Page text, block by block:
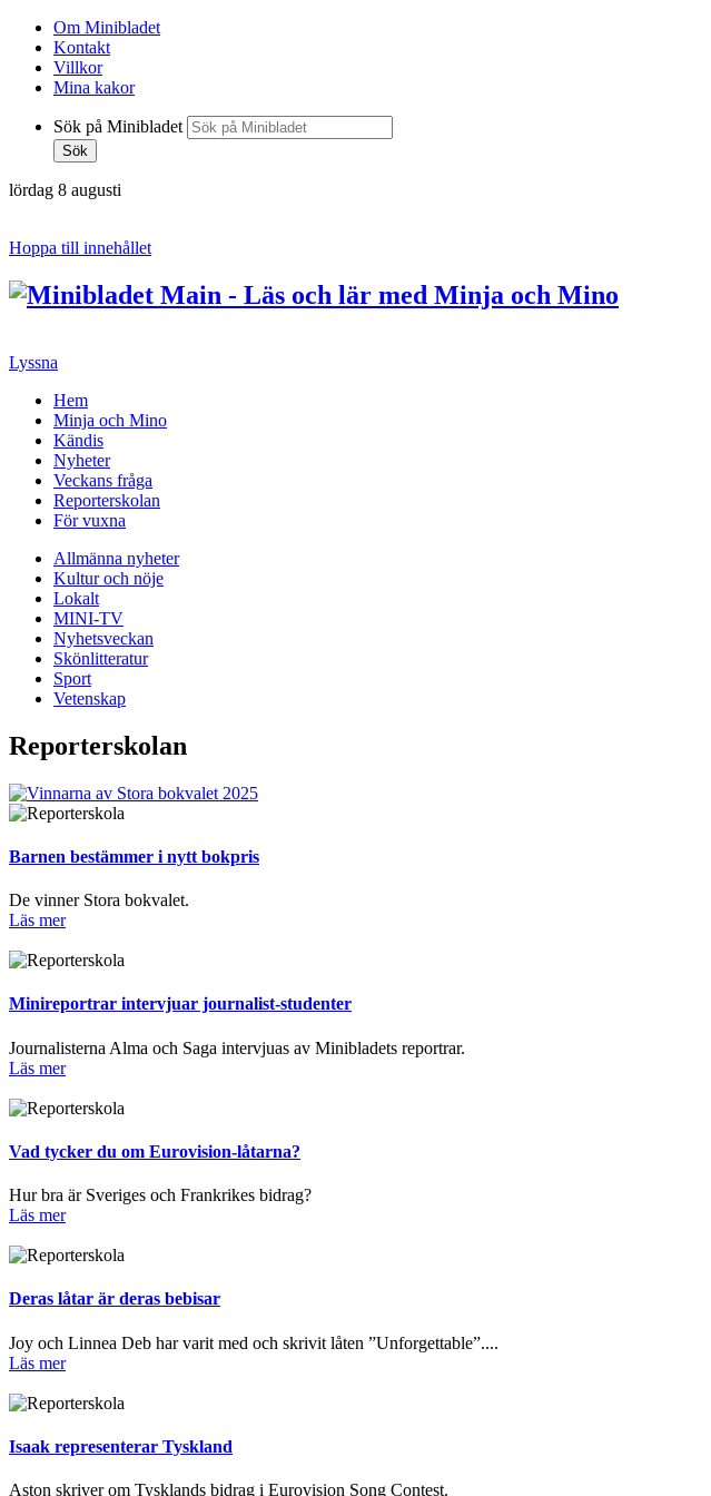
Om Minibladet
Kontakt
Villkor
Mina kakor
Sök på Minibladet
Sök
lördag 8 augusti
Hoppa till innehållet
Lyssna
Hem
Minja och Mino
Kändis
Nyheter
Veckans fråga
Reporterskolan
För vuxna
Allmänna nyheter
Kultur och nöje
Lokalt
MINI-TV
Nyhetsveckan
Skönlitteratur
Sport
Vetenskap
Reporterskolan
Barnen bestämmer i nytt bokpris
De vinner Stora bokvalet.
Läs mer
Minireportrar intervjuar journalist-studenter
Journalisterna Alma och Saga intervjuas av Minibladets reportrar.
Läs mer
Vad tycker du om Eurovision-låtarna?
Hur bra är Sveriges och Frankrikes bidrag?
Läs mer
Deras låtar är deras bebisar
Joy och Linnea Deb har varit med och skrivit låten ”Unforgettable”....
Läs mer
Isaak representerar Tyskland
Aston skriver om Tysklands bidrag i Eurovision Song Contest.